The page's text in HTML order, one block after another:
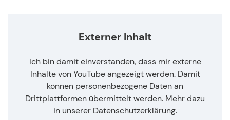
Externer Inhalt
Ich bin damit einverstanden, dass mir externe
Inhalte von YouTube angezeigt werden. Damit
können personenbezogene Daten an
Drittplattformen übermittelt werden. Mehr dazu
in unserer Datenschutzerklärung.